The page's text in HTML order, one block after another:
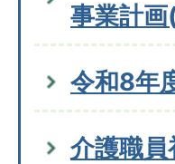
事業計
令和8年
介護職